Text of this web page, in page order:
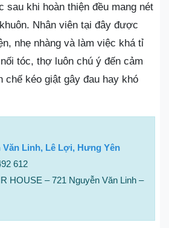
sau khi hoàn thiện đều mang nét
Nhân viên tại đây được
nhẹ nhàng và làm việc khá tỉ
tóc, thợ luôn chú ý đến cảm
chế kéo giật gây đau hay khó
Văn Linh, Lê Lợi, Hưng Yên
612
HOUSE – 721 Nguyễn Văn Linh –